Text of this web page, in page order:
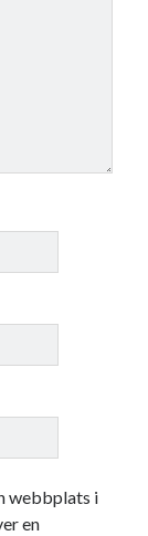
webbplats i
en